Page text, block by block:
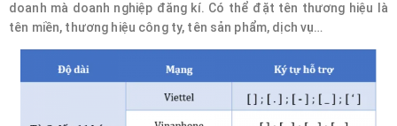
doanh mà doanh nghiệp đăng kí. Có thể đặt tên thương hiệu là
tên miền, thương hiệu công ty, tên sản phẩm, dịch vụ…